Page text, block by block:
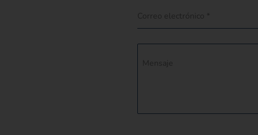
Correo electrónico *
Mensaje